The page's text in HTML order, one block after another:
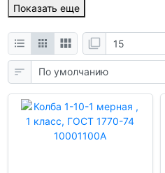
Показать еще